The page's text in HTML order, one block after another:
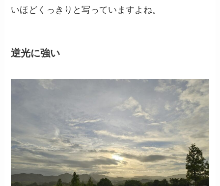
いほどくっきりと写っていますよね。
逆光に強い